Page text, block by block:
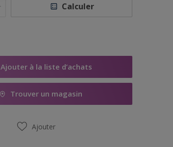
Calculer
Ajouter à la liste d’achats
Trouver un magasin
Ajouter